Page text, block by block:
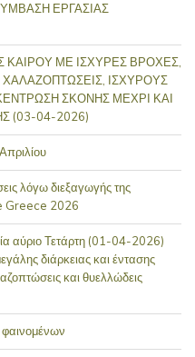
ΕΡΓΑΣΙΑΣ
ΚΑΙΡΟΥ ΜΕ ΙΣΧΥΡΕΣ ΒΡΟΧΕΣ,
ΧΑΛΑΖΟΠΤΩΣΕΙΣ, ΙΣΧΥΡΟΥΣ
ΣΚΟΝΗΣ ΜΕΧΡΙ ΚΑΙ
(03-04-2026)
λόγω διεξαγωγής της
Greece 2026
αύριο Τετάρτη (01-04-2026)
διάρκειας και έντασης
και θυελλώδεις